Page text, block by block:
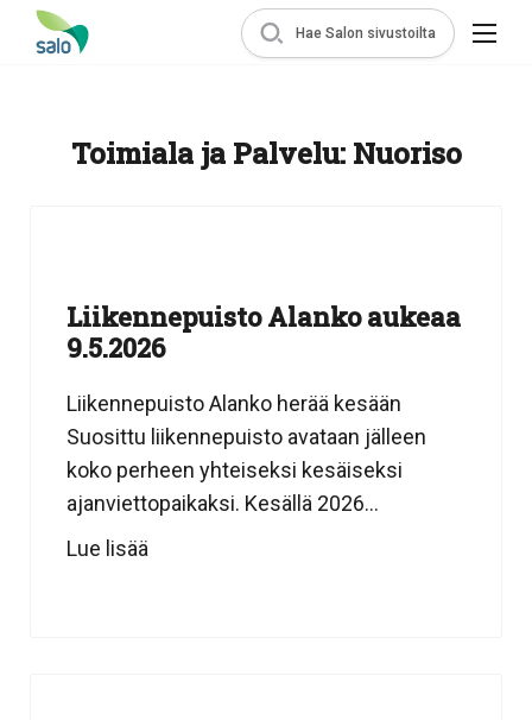
Hae Salon sivustoilta
Toimiala ja Palvelu: Nuoriso
Liikennepuisto Alanko aukeaa
9.5.2026
Liikennepuisto Alanko herää kesään
Suosittu liikennepuisto avataan jälleen
koko perheen yhteiseksi kesäiseksi
ajanviettopaikaksi. Kesällä 2026...
Lue lisää